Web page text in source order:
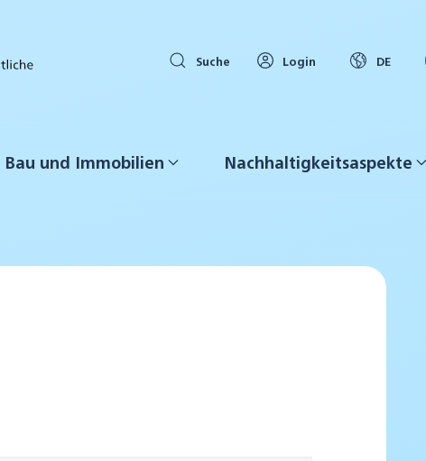
Suche Login DE
Bau und Immobilien Nachhaltigkeitsaspekte